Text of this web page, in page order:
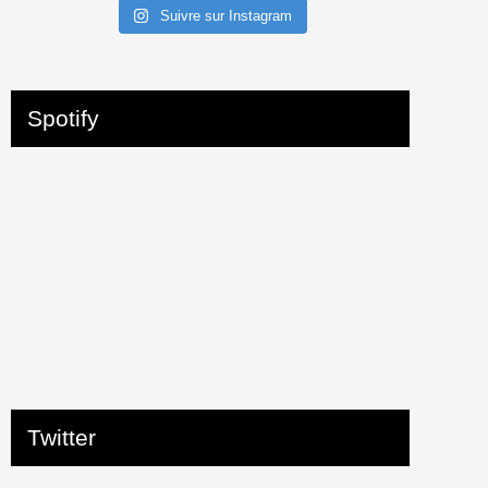
Suivre sur Instagram
Spotify
Twitter